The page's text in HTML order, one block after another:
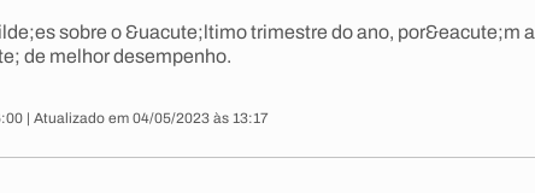
sobre o &uacute;ltimo trimestre do ano, por&eacute;m a
de melhor desempenho.
| Atualizado em 04/05/2023 às 13:17